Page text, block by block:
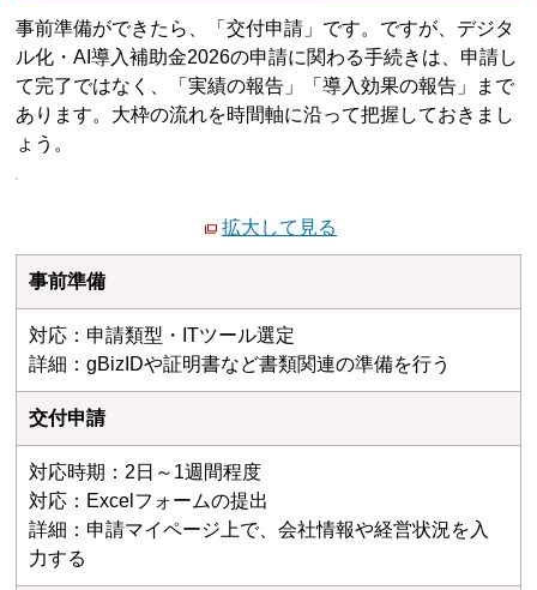
事前準備ができたら、「交付申請」です。ですが、デジタ
ル化・AI導入補助金2026の申請に関わる手続きは、申請し
て完了ではなく、「実績の報告」「導入効果の報告」まで
あります。大枠の流れを時間軸に沿って把握しておきまし
ょう。
拡大して見る
事前準備
対応：申請類型・ITツール選定
詳細：gBizIDや証明書など書類関連の準備を行う
交付申請
対応時期：2日～1週間程度
対応：Excelフォームの提出
詳細：申請マイページ上で、会社情報や経営状況を入
力する